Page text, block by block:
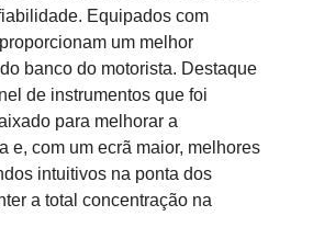
Equipados com
um melhor
banco do motorista. Destaque
de instrumentos que foi
para melhorar a
e, com um ecrã maior, melhores
intuitivos na ponta dos
a total concentração na